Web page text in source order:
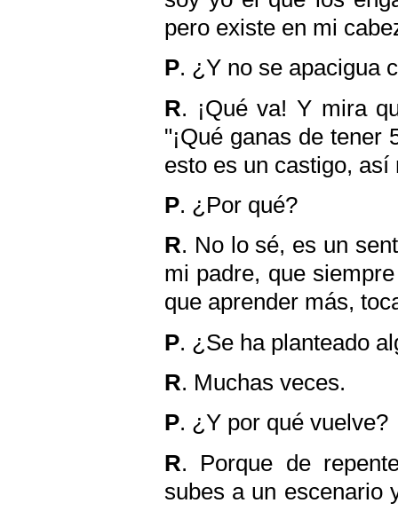
pero existe en mi
P. ¿Y no se apacigua
R. ¡Qué va! Y mira
"¡Qué ganas de tener
esto es un castigo,
P. ¿Por qué?
R. No lo sé, es un
mi padre, que
que aprender más,
P. ¿Se ha planteado
R. Muchas veces.
P. ¿Y por qué vuelve?
R. Porque de
subes a un escenario